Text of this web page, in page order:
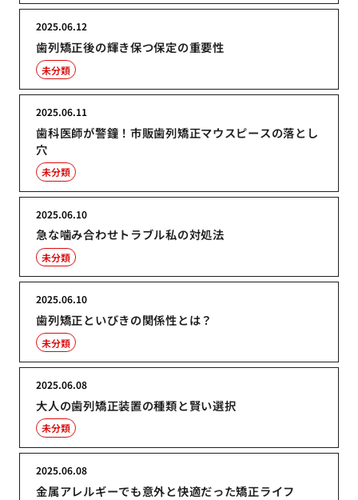
歯列矯正後の輝き保つ保定の重要性
2025.06.12
未分類
歯科医師が警鐘！市販歯列矯正マウスピースの落とし
穴
2025.06.11
未分類
急な噛み合わせトラブル私の対処法
2025.06.10
未分類
歯列矯正といびきの関係性とは？
2025.06.10
未分類
大人の歯列矯正装置の種類と賢い選択
2025.06.08
未分類
金属アレルギーでも意外と快適だった矯正ライフ
2025.06.08